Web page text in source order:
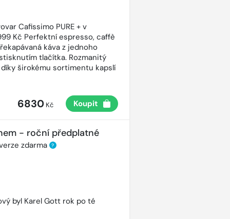
Cafissimo PURE + v
Kč Perfektní espresso, caffè
káva z jednoho
tlačítka. Rozmanitý
širokému sortimentu kapslí
6830Kč Koupit
- roční předplatné
zdarma ?
byl Karel Gott rok po té